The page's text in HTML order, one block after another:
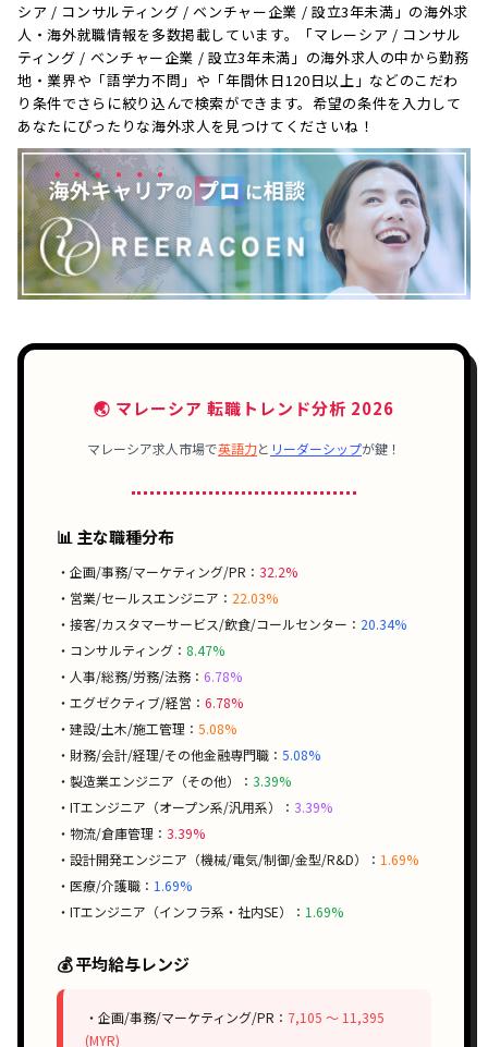
シア / コンサルティング / ベンチャー企業 / 設立3年未満」の海外求
人・海外就職情報を多数掲載しています。「マレーシア / コンサル
ティング / ベンチャー企業 / 設立3年未満」の海外求人の中から勤務
地・業界や「語学力不問」や「年間休日120日以上」などのこだわ
り条件でさらに絞り込んで検索ができます。希望の条件を入力して
あなたにぴったりな海外求人を見つけてくださいね！
🌏 マレーシア 転職トレンド分析 2026
マレーシア求人市場で英語力と リーダーシップが鍵！
📊 主な職種分布
・企画/事務/マーケティング/PR： 32.2%
・営業/セールスエンジニア： 22.03%
・接客/カスタマーサービス/飲食/コールセンター： 20.34%
・コンサルティング： 8.47%
・人事/総務/労務/法務： 6.78%
・エグゼクティブ/経営： 6.78%
・建設/土木/施工管理： 5.08%
・財務/会計/経理/その他金融専門職： 5.08%
・製造業エンジニア（その他）： 3.39%
・ITエンジニア（オープン系/汎用系）： 3.39%
・物流/倉庫管理： 3.39%
・設計開発エンジニア（機械/電気/制御/金型/R&D）： 1.69%
・医療/介護職： 1.69%
・ITエンジニア（インフラ系・社内SE）： 1.69%
💰 平均給与レンジ
・企画/事務/マーケティング/PR： 7,105 〜 11,395
(MYR)